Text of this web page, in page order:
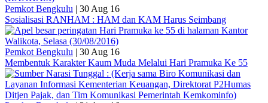
Pemkot Bengkulu | 30 Aug 16
Sosialisasi RANHAM : HAM dan KAM Harus Seimbang
Pemkot Bengkulu | 30 Aug 16
Membentuk Karakter Kaum Muda Melalui Hari Pramuka Ke 55